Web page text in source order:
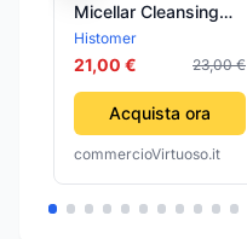
Micellar Cleansing
Water 200ml Acqua
Micellare Struccante
attiva
Histomer
21,00 € 23,00 €
Acquista ora
commercioVirtuoso.it